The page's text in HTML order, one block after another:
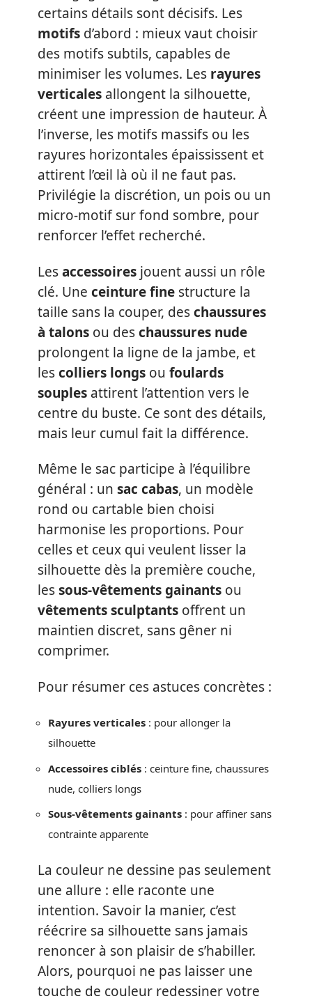
certains détails sont décisifs. Les
motifs d’abord : mieux vaut choisir
des motifs subtils, capables de
minimiser les volumes. Les rayures
verticales allongent la silhouette,
créent une impression de hauteur. À
l’inverse, les motifs massifs ou les
rayures horizontales épaississent et
attirent l’œil là où il ne faut pas.
Privilégie la discrétion, un pois ou un
micro-motif sur fond sombre, pour
renforcer l’effet recherché.
Lesaccessoires jouent aussi un rôle
clé. Une ceinture fine structure la
taille sans la couper, deschaussures
à talons ou deschaussures nude
prolongent la ligne de la jambe, et
lescolliers longs ou foulards
souples attirent l’attention vers le
centre du buste. Ce sont des détails,
mais leur cumul fait la différence.
Même le sac participe à l’équilibre
général : un sac cabas, un modèle
rond ou cartable bien choisi
harmonise les proportions. Pour
celles et ceux qui veulent lisser la
silhouette dès la première couche,
lessous-vêtements gainants ou
vêtements sculptants offrent un
maintien discret, sans gêner ni
comprimer.
Pour résumer ces astuces concrètes :
Rayures verticales : pour allonger la
silhouette
Accessoires ciblés : ceinture fine, chaussures
nude, colliers longs
Sous-vêtements gainants : pour affiner sans
contrainte apparente
La couleur ne dessine pas seulement
une allure : elle raconte une
intention. Savoir la manier, c’est
réécrire sa silhouette sans jamais
renoncer à son plaisir de s’habiller.
Alors, pourquoi ne pas laisser une
touche de couleur redessiner votre